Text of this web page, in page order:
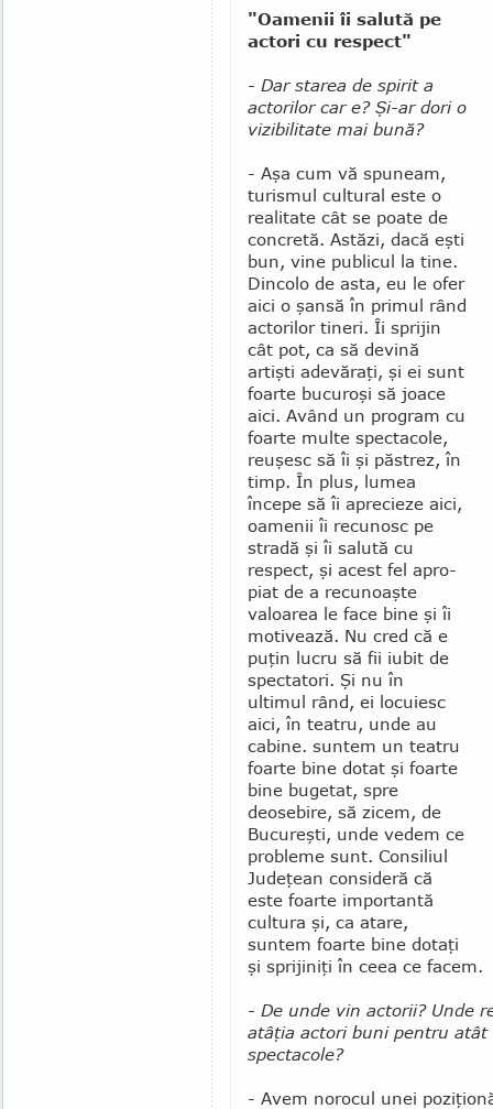
"Oamenii îi salută pe
actori cu respect"
- Dar starea de spirit a
actorilor car e? Şi-ar dori o
vizibilitate mai bună?
- Aşa cum vă spuneam,
turismul cultural este o
realitate cât se poate de
con­cretă. Astăzi, dacă eşti
bun, vine publicul la tine.
Dincolo de asta, eu le ofer
aici o şansă în primul rând
actorilor tineri. Îi sprijin
cât pot, ca să devină
artişti ade­văraţi, şi ei sunt
foarte bucuroşi să joace
aici. Având un program cu
foarte multe spectacole,
reuşesc să îi şi păs­trez, în
timp. În plus, lumea
începe să îi aprecieze aici,
oamenii îi recunosc pe
stradă şi îi salută cu
respect, şi acest fel apro­
piat de a re­cunoaşte
valoarea le face bine şi îi
motivează. Nu cred că e
puţin lucru să fii iubit de
spectatori. Şi nu în
ultimul rând, ei locuiesc
aici, în teatru, unde au
cabine. sun­tem un teatru
foarte bine dotat şi foarte
bine bugetat, spre
deosebire, să zicem, de
Bucureşti, unde vedem ce
probleme sunt. Consiliul
Judeţean consideră că
este foarte importantă
cul­tura şi, ca atare,
suntem foarte bine dotaţi
şi spri­jiniţi în ceea ce facem.
- De unde vin actorii? Unde
atâţia actori buni pentru atât
spec­ta­cole?
- Avem norocul unei